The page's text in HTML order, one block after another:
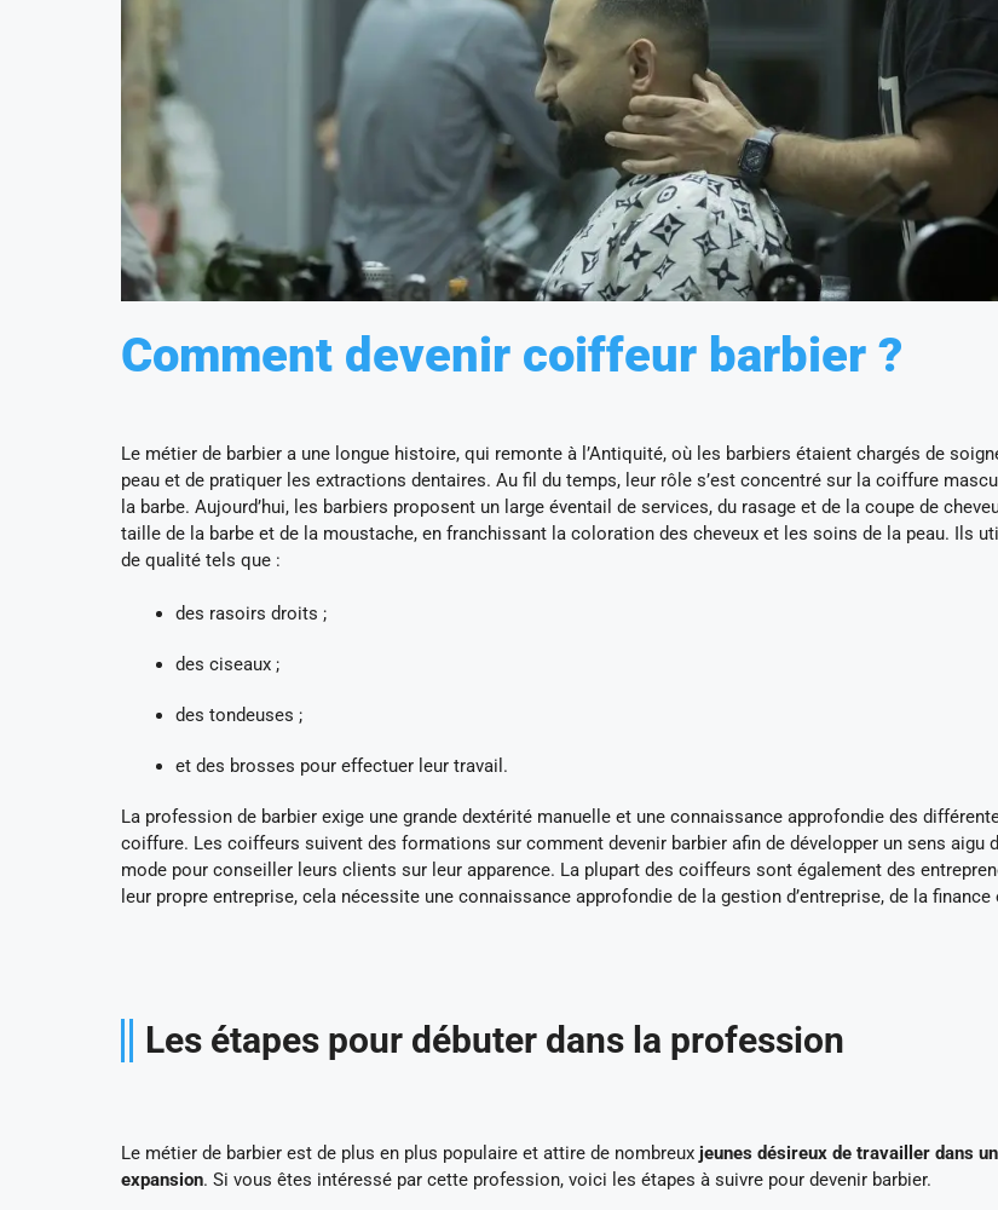
Comment devenir coiffeur barbier ?
Le métier de barbier a une longue histoire, qui remonte à l’Antiquité, où les barbiers étaient chargés de
peau et de pratiquer les extractions dentaires. Au fil du temps, leur rôle s’est concentré sur la coiffure
la barbe. Aujourd’hui, les barbiers proposent un large éventail de services, du rasage et de la coupe de
taille de la barbe et de la moustache, en franchissant la coloration des cheveux et les soins de la peau. Ils
de qualité tels que :
des rasoirs droits ;
des ciseaux ;
des tondeuses ;
et des brosses pour effectuer leur travail.
La profession de barbier exige une grande dextérité manuelle et une connaissance approfondie des
coiffure. Les coiffeurs suivent des formations sur comment devenir barbier afin de développer un sens aigu
mode pour conseiller leurs clients sur leur apparence. La plupart des coiffeurs sont également des
leur propre entreprise, cela nécessite une connaissance approfondie de la gestion d’entreprise, de la
Les étapes pour débuter dans la profession
Le métier de barbier est de plus en plus populaire et attire de nombreux jeunes désireux de travailler dans
expansion. Si vous êtes intéressé par cette profession, voici les étapes à suivre pour devenir barbier.